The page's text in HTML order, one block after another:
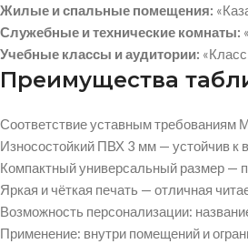
Жилые и спальные помещения:
Служебные и технические комнаты:
Учебные классы и аудитории:
Преимущества
Соответствие уставным
Износостойкий ПВХ 3 мм — устойчив к
Компактный универсальный размер —
Яркая и чёткая печать — отличная
Возможность персонализации:
Применение: внутри помещений и